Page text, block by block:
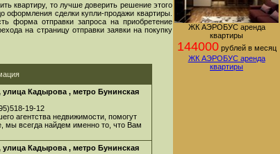
квартиру, то лучше доверить решение этого
оформления сделки купли-продажи квартиры.
форма отправки запроса на приобретение
на страницу отправки заявки на покупку
Кадырова , метро Бунинская
19-12
агентства недвижимости, помогут
мы всегда найдем именно то, что Вам
Кадырова , метро Бунинская
ЖК АЭРОБУС аренда
квартиры
144000рублей в месяц
ЖК АЭРОБУС аренда
квартиры